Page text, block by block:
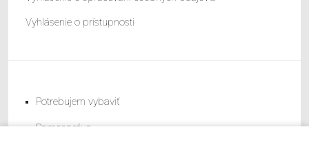
Vyhlásenie o prístupnosti
Potrebujem vybaviť
Samospráva